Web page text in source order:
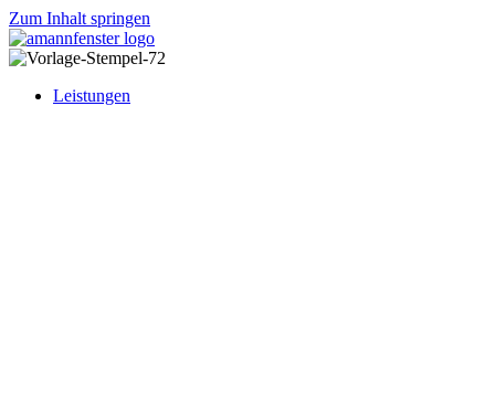
Zum Inhalt springen
Leistungen